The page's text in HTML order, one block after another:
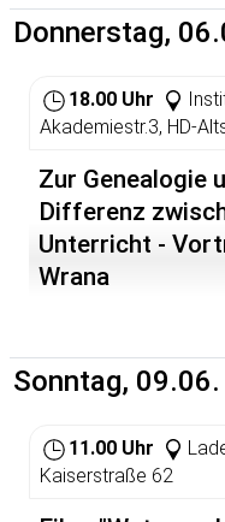
Donnerstag,
18.00 Uhr
Akademiestr.3, HD-
Zur Genealogie
Differenz
Unterricht -
Wrana
institutionelle
als vermeintlich
Genealogie dieser
der Transformation
Sonntag, 09.06.
11.00 Uhr
Kaiserstraße 62